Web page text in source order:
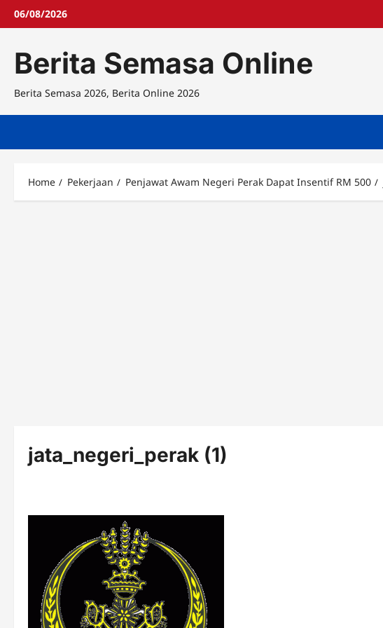
Skip06/08/2026
Berita Semasa Online
Berita Semasa 2026, Berita Online 2026
Home Pekerjaan Penjawat Awam Negeri Perak Dapat Insentif RM 500
jata_negeri_perak (1)